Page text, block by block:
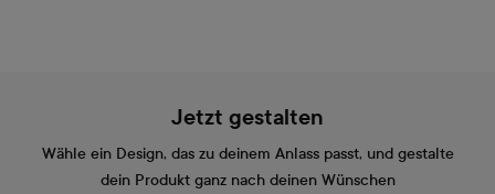
Jetzt gestalten
Wähle ein Design, das zu deinem Anlass passt, und gestalte
dein Produkt ganz nach deinen Wünschen